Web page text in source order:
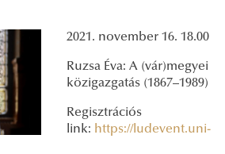
2021. november 16. 18.00
Ruzsa Éva: A (vár)megyei
közigazgatás (1867–1989)
Regisztrációs
link: https://ludevent.uni-